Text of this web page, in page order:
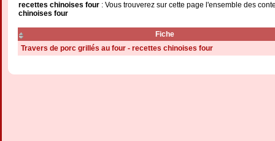
recettes chinoises four : Vous trouverez sur cette page l'ensemble des
chinoises four
Fiche
Travers de porc grillés au four - recettes chinoises four